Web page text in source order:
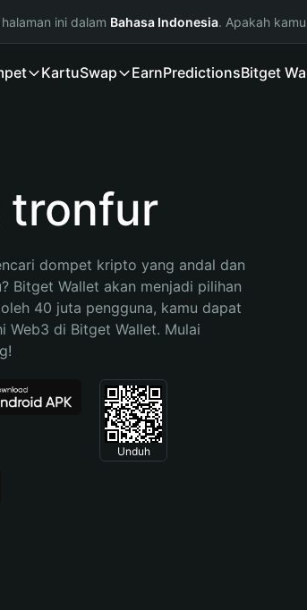
ini dalam Bahasa Indonesia. Apakah
KartuSwap EarnPredictionsBitget
tronfur
dompet kripto yang andal dan
Bitget Wallet akan menjadi pilihan
40 juta pengguna, kamu dapat
Web3 di Bitget Wallet. Mulai
Unduh